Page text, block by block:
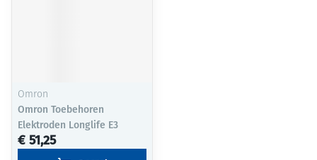
Omron
Omron Toebehoren
Elektroden Longlife E3
€ 51,25